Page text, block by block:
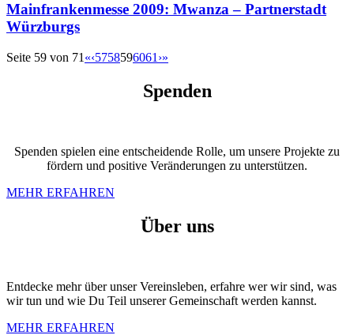
Mainfrankenmesse 2009: Mwanza – Partnerstadt
Würzburgs
Seite 59 von 71 «‹5758596061 ›»
Spenden
Spenden spielen eine entscheidende Rolle, um unsere Projekte zu
fördern und positive Veränderungen zu unterstützen.
MEHR ERFAHREN
Über uns
Entdecke mehr über unser Vereinsleben, erfahre wer wir sind, was
wir tun und wie Du Teil unserer Gemeinschaft werden kannst.
MEHR ERFAHREN